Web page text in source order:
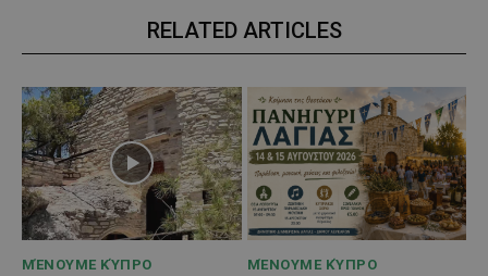
RELATED ARTICLES
ΜΈΝΟΥΜΕ ΚΎΠΡΟ ΜΈΝΟΥΜΕ ΚΎΠΡΟ